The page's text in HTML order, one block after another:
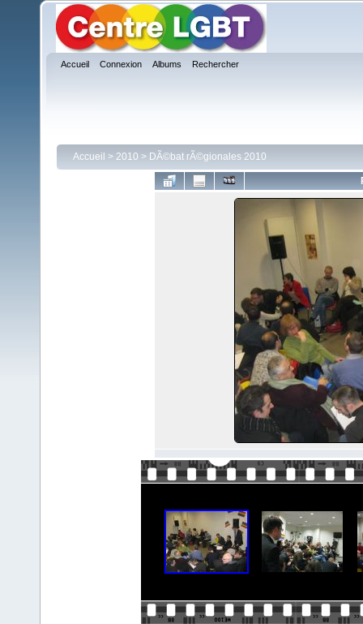
Accueil Connexion Albums Rechercher
Accueil > 2010 > DÃ©bat rÃ©gionales 2010